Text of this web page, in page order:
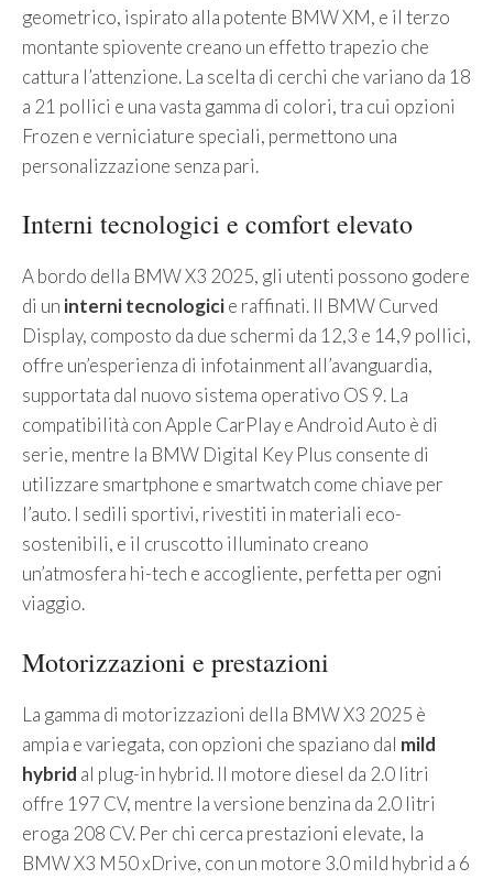
geometrico, ispirato alla potente BMW XM, e il terzo
montante spiovente creano un effetto trapezio che
cattura l’attenzione. La scelta di cerchi che variano da 18
a 21 pollici e una vasta gamma di colori, tra cui opzioni
Frozen e verniciature speciali, permettono una
personalizzazione senza pari.
Interni tecnologici e comfort elevato
A bordo della BMW X3 2025, gli utenti possono godere
di un interni tecnologicie raffinati. Il BMW Curved
Display, composto da due schermi da 12,3 e 14,9 pollici,
offre un’esperienza di infotainment all’avanguardia,
supportata dal nuovo sistema operativo OS 9. La
compatibilità con Apple CarPlay e Android Auto è di
serie, mentre la BMW Digital Key Plus consente di
utilizzare smartphone e smartwatch come chiave per
l’auto. I sedili sportivi, rivestiti in materiali eco-
sostenibili, e il cruscotto illuminato creano
un’atmosfera hi-tech e accogliente, perfetta per ogni
viaggio.
Motorizzazioni e prestazioni
La gamma di motorizzazioni della BMW X3 2025 è
ampia e variegata, con opzioni che spaziano dal mild
hybrid al plug-in hybrid. Il motore diesel da 2.0 litri
offre 197 CV, mentre la versione benzina da 2.0 litri
eroga 208 CV. Per chi cerca prestazioni elevate, la
BMW X3 M50 xDrive, con un motore 3.0 mild hybrid a 6